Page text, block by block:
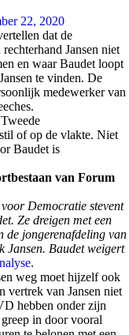
22, 2020
dat de
Jansen niet
en waar Baudet loopt
te vinden. De
medewerker van
of op de vlakte. Niet
Baudet is
van Forum
Democratie stevent
Ze dreigen met een
de jongerenafdeling van
Jansen. Baudet weigert
.
weg moet hijzelf ook
vertrek van Jansen niet
hebben onder zijn
in door vooral